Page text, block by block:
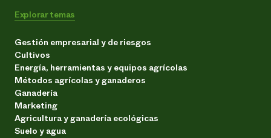
Explorar temas
Gestión empresarial y de riesgos
Cultivos
Energía, herramientas y equipos agrícolas
Métodos agrícolas y ganaderos
Ganadería
Marketing
Agricultura y ganadería ecológicas
Suelo y agua